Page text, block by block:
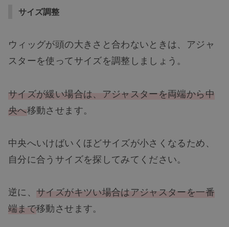
サイズ調整
ウィッグが頭の大きさと合わないときは、アジャ
スターを使ってサイズを調整しましょう。
サイズが緩い場合は、アジャスターを両端から中
央へ移動させます。
中央へいけばいくほどサイズが小さくなるため、
自分に合うサイズを探してみてください。
逆に、 サイズがキツい場合はアジャスターを一番
端まで移動させます。